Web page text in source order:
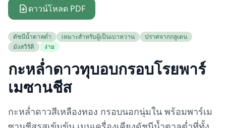
ดาวน์โหลด PDF
ดัชนีน้ำตาลต่ำ เหมาะสำหรับผู้เป็นเบาหวาน
ปราศจากกลูเตน
มังสวิรัติ
ง่าย
กะหล่ำดาวทุบอบกรอบโรยพาร์
เมซานชีส
กะหล่ำดาวสีเหลืองทอง กรอบนอกนุ่มใน พร้อมพาร์เม